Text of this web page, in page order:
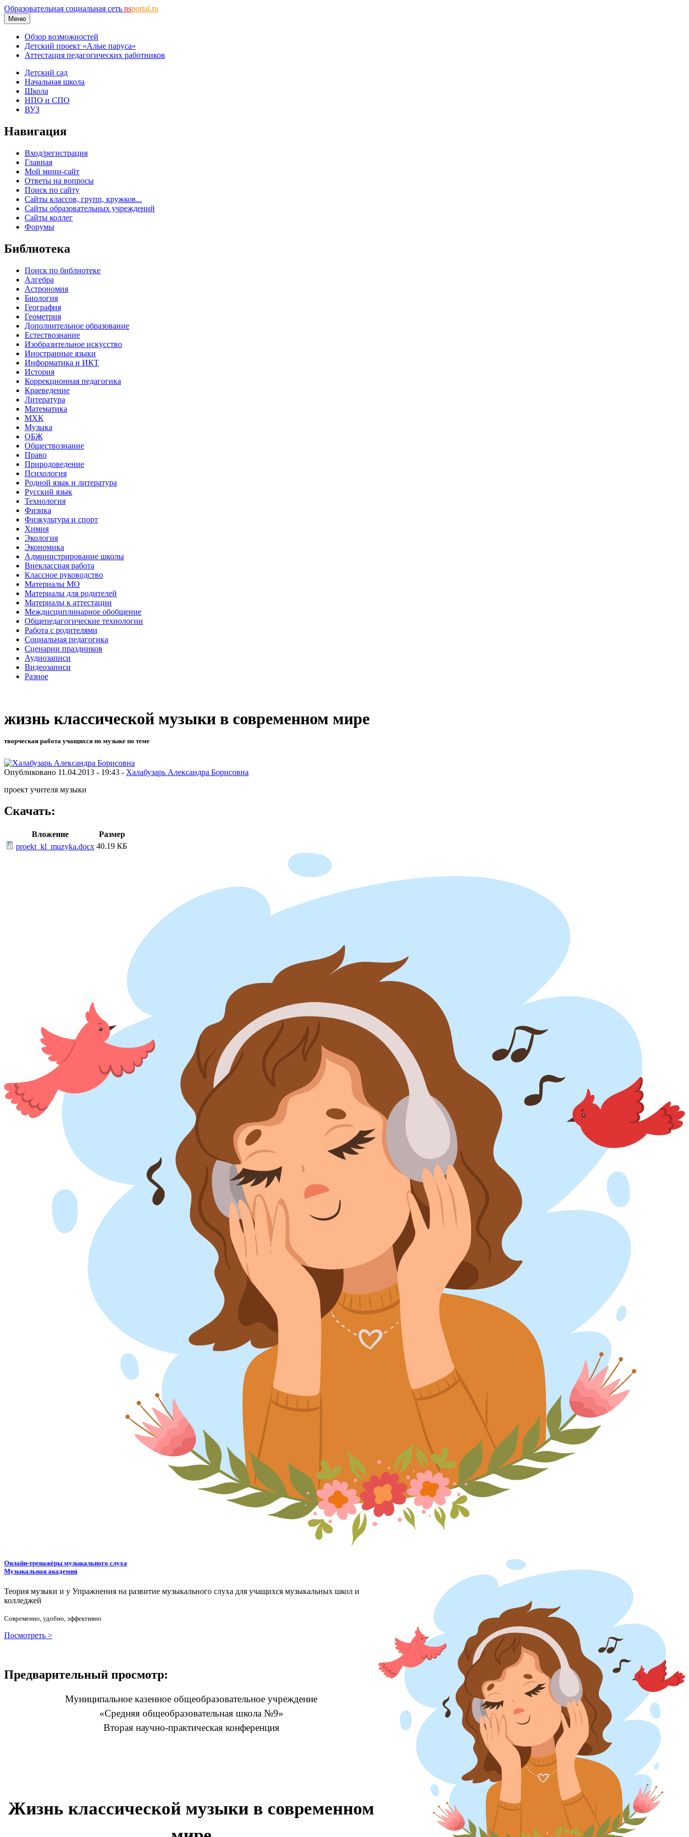
Образовательная социальная сеть nsportal.ru
Меню
Обзор возможностей
Детский проект «Алые паруса»
Аттестация педагогических работников
Детский сад
Начальная школа
Школа
НПО и СПО
ВУЗ
Навигация
Вход/регистрация
Главная
Мой мини-сайт
Ответы на вопросы
Поиск по сайту
Сайты классов, групп, кружков...
Сайты образовательных учреждений
Сайты коллег
Форумы
Библиотека
Поиск по библиотеке
Алгебра
Астрономия
Биология
География
Геометрия
Дополнительное образование
Естествознание
Изобразительное искусство
Иностранные языки
Информатика и ИКТ
История
Коррекционная педагогика
Краеведение
Литература
Математика
МХК
Музыка
ОБЖ
Обществознание
Право
Природоведение
Психология
Родной язык и литература
Русский язык
Технология
Физика
Физкультура и спорт
Химия
Экология
Экономика
Администрирование школы
Внеклассная работа
Классное руководство
Материалы МО
Материалы для родителей
Материалы к аттестации
Междисциплинарное обобщение
Общепедагогические технологии
Работа с родителями
Социальная педагогика
Сценарии праздников
Аудиозаписи
Видеозаписи
Разное
жизнь классической музыки в современном мире
творческая работа учащихся по музыке по теме
Опубликовано 11.04.2013 - 19:43 - Халабузарь Александра Борисовна
проект учителя музыки
Скачать:
Вложение
Размер
proekt_kl_muzyka.docx 40.19 КБ
Онлайн-тренажёры музыкального слуха
Музыкальная академия
Теория музыки и у Упражнения на развитие музыкального слуха для учащихся музыкальных школ и
колледжей
Современно, удобно, эффективно
Посмотреть >
Предварительный просмотр:
Муниципальное казенное общеобразовательное учреждение
«Средняя общеобразовательная школа №9»
Вторая научно-практическая конференция
Жизнь классической музыки в современном